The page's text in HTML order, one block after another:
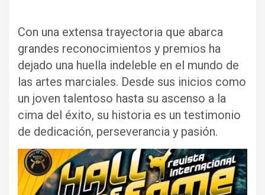
Con una extensa trayectoria que abarca
grandes reconocimientos y premios ha
dejado una huella indeleble en el mundo de
las artes marciales. Desde sus inicios como
un joven talentoso hasta su ascenso a la
cima del éxito, su historia es un testimonio
de dedicación, perseverancia y pasión.